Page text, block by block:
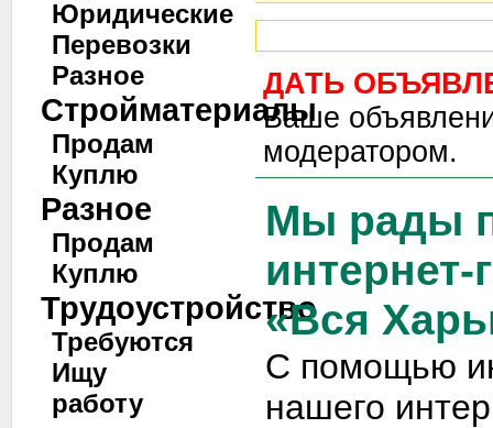
Юридические
Перевозки
Разное
Стройматериалы
Продам
Куплю
Разное
Продам
Куплю
Трудоустройство
Требуются
Ищу
работу
ДАТЬ
Ваше
модератором.
Мы рады
интернет-
«Вся
С помощью
нашего